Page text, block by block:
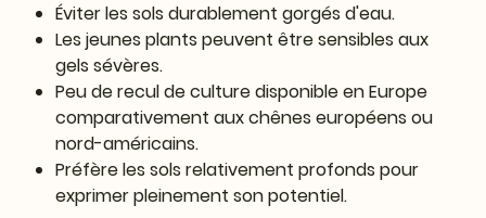
Éviter les sols durablement gorgés d'eau.
Les jeunes plants peuvent être sensibles aux
gels sévères.
Peu de recul de culture disponible en Europe
comparativement aux chênes européens ou
nord-américains.
Préfère les sols relativement profonds pour
exprimer pleinement son potentiel.